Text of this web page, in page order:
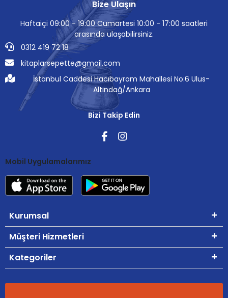
Bize Ulaşın
Haftaiçi 09:00 - 19:00 Cumartesi 10:00 - 17:00 saatleri
arasında ulaşabilirsiniz.
0312 419 72 18
kitaplarsepette@gmail.com
İstanbul Caddesi Hacıbayram Mahallesi No:6 Ulus-
Altındağ/Ankara
Bizi Takip Edin
Mobil Uygulamalarımız
Kurumsal
Müşteri Hizmetleri
Kategoriler